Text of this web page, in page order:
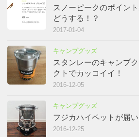
スノーピークのポイン
どうする！？
2017-01-04
キャンプグッズ
スタンレーのキャンプ
クトでカッコイイ！
2016-12-05
キャンプグッズ
フジカハイペットが届い
2016-12-25